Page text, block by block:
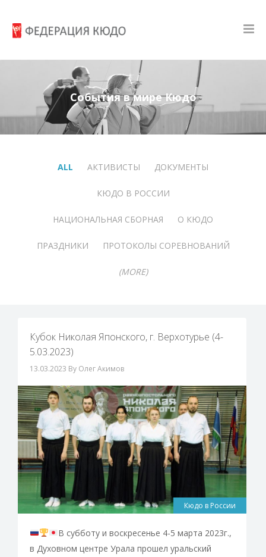
События в мире Кюдо
ALL АКТИВИСТЫ ДОКУМЕНТЫ
КЮДО В РОССИИ
НАЦИОНАЛЬНАЯ СБОРНАЯ О КЮДО
ПРАЗДНИКИ ПРОТОКОЛЫ СОРЕВНОВАНИЙ
(MORE)
Кубок Николая Японского, г. Верхотурье (4-
5.03.2023)
13.03.2023 By Олег Акимов
Кюдо в России
В субботу и воскресенье 4-5 марта 2023г.,
в Духовном центре Урала прошел уральский